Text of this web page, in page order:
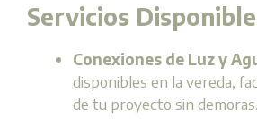
Servicios
Conexiones de Luz y
disponibles en la vereda,
de tu proyecto sin demoras.